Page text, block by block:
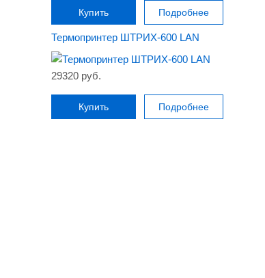
Купить Подробнее
Термопринтер ШТРИХ-600 LAN
29320 руб.
Купить Подробнее